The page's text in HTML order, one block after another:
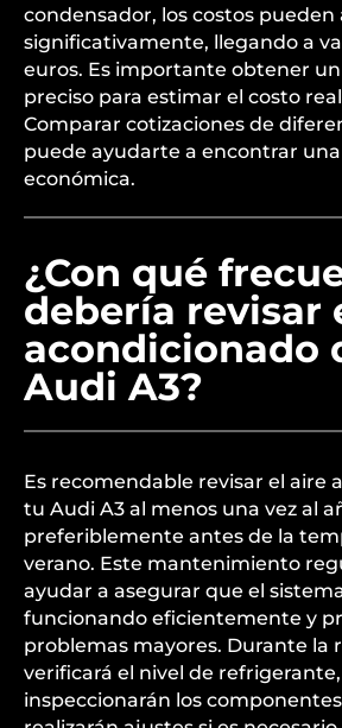
condensador, los costos
significativamente, llegando a
euros. Es importante obtener
preciso para estimar el costo
Comparar cotizaciones de
puede ayudarte a encontrar
económica.
¿Con qué
debería revisar
acondicionado
Audi A3?
Es recomendable revisar el aire
tu Audi A3 al menos una vez al
preferiblemente antes de la
verano. Este mantenimiento
ayudar a asegurar que el
funcionando eficientemente y
problemas mayores. Durante la
verificará el nivel de refrigerante,
inspeccionarán los componentes